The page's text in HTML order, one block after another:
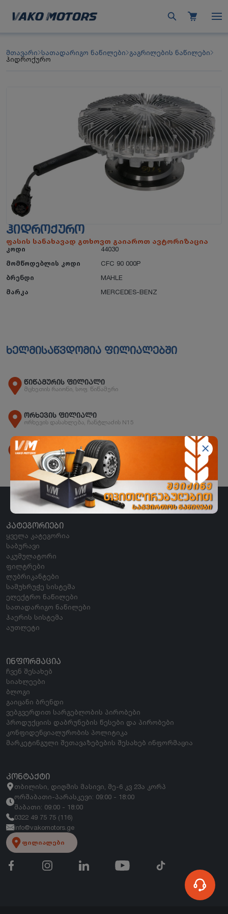
მთავარი სათადარიგო ნაწილები გაგრილების ნაწილები
ჰიდროქურო
ᲰᲘᲓᲠᲝᲥᲣᲠᲝ
ფასის სანახავად გთხოვთ გაიაროთ ავტორიზაცია
კოდი
44030
მომწოდებლის კოდი
CFC 90 000P
ბრენდი
MAHLE
მარკა
MERCEDES-BENZ
ხელმისაწვდომია ფილიალებში
წიწამურის ფილიალი
მცხეთის რაიონი, სოფ. წიწამური
ორხევის ფილიალი
ორხევის დასახლება, ჩანტლაძის N15
ბათუმის ფილიალი
ბათუმი, აეროპორტის გზატკეცილი 243 ბ
ᲙᲐᲢᲔᲒᲝᲠᲘᲔᲑᲘ
ყველა კატეგორია
საბურავი
აკუმულატორი
ფილტრები
ლუბრიკანტები
სამუხრუჭე სისტემა
ელექტრო ნაწილები
სათადარიგო ნაწილები
ჰაერის სისტემა
აუთლეტი
ᲘᲜᲤᲝᲠᲛᲐᲪᲘᲐ
ჩვენ შესახებ
სიახლეები
ბლოგი
გაიცანი ბრენდი
ვებგვერდით სარგებლობის პირობები
პროდუქციის დაბრუნების წესები და პირობები
კონფიდენციალურობის პოლიტიკა
მარკეტინგული შეთავაზებების შესახებ ინფორმაცია
ᲙᲝᲜᲢᲐᲥᲢᲘ
თბილისი, დიღმის მასივი, მე-6 კვ 23ა კორპ
ორშაბათი-პარასკევი: 09:00 - 18:00
შაბათი: 09:00 - 18:00
0322 49 75 75 (116)
info@vakomotors.ge
ფილიალები